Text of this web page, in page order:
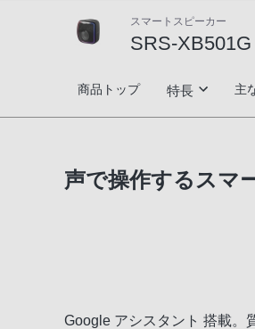
スマートスピーカー
SRS-XB501G
SRS-XB501G
商品トップ 特長
Google アシス
主
声で操作するスマ
Google アシスタント 搭載。